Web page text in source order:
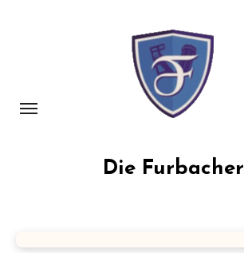
Die Furbacher